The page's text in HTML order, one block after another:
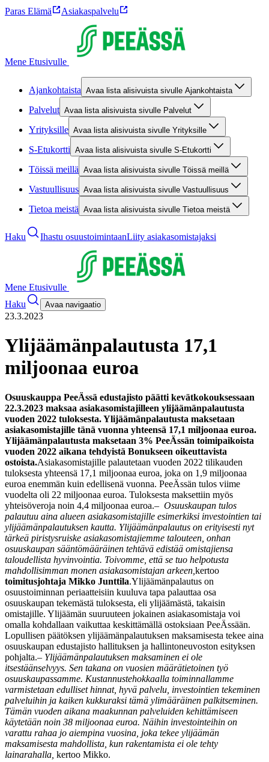
Paras Elämä Asiakaspalvelu
Mene Etusivulle
Ajankohtaista Avaa lista alisivuista sivulle Ajankohtaista
Palvelut Avaa lista alisivuista sivulle Palvelut
Yrityksille Avaa lista alisivuista sivulle Yrityksille
S-Etukortti Avaa lista alisivuista sivulle S-Etukortti
Töissä meillä Avaa lista alisivuista sivulle Töissä meillä
Vastuullisuus Avaa lista alisivuista sivulle Vastuullisuus
Tietoa meistä Avaa lista alisivuista sivulle Tietoa meistä
Haku Ihastu osuustoimintaanLiity asiakasomistajaksi
Mene Etusivulle
Haku
Avaa navigaatio
23.3.2023
Ylijäämänpalautusta 17,1
miljoonaa euroa
Osuuskauppa PeeÄssä edustajisto päätti kevätkokouksessaan
22.3.2023 maksaa asiakasomistajilleen ylijäämänpalautusta
vuoden 2022 tuloksesta. Ylijäämänpalautusta maksetaan
asiakasomistajille tänä vuonna yhteensä 17,1 miljoonaa euroa.
Ylijäämänpalautusta maksetaan 3% PeeÄssän toimipaikoista
vuoden 2022 aikana tehdyistä Bonukseen oikeuttavista
ostoista.Asiakasomistajille palautetaan vuoden 2022 tilikauden
tuloksesta yhteensä 17,1 miljoonaa euroa, joka on 1,9 miljoonaa
euroa enemmän kuin edellisenä vuonna. PeeÄssän tulos viime
vuodelta oli 22 miljoonaa euroa. Tuloksesta maksettiin myös
yhteisöveroja noin 4,4 miljoonaa euroa.– Osuuskaupan tulos
palautuu aina alueen asiakasomistajille esimerkiksi investointien tai
ylijäämänpalautuksen kautta. Ylijäämänpalautus on erityisesti nyt
tärkeä piristysruiske asiakasomistajiemme talouteen, onhan
osuuskaupan sääntömääräinen tehtävä edistää omistajiensa
taloudellista hyvinvointia. Toivomme, että se tuo helpotusta
mahdollisimman monen asiakasomistajan arkeen, kertoo
toimitusjohtaja Mikko Junttila.Ylijäämänpalautus on
osuustoiminnan periaatteisiin kuuluva tapa palauttaa osa
osuuskaupan tekemästä tuloksesta, eli ylijäämästä, takaisin
omistajille. Ylijäämän suuruuteen jokainen asiakasomistaja voi
omalla kohdallaan vaikuttaa keskittämällä ostoksiaan PeeÄssään.
Lopullisen päätöksen ylijäämänpalautuksen maksamisesta tekee aina
osuuskaupan edustajisto hallituksen ja hallintoneuvoston esityksen
pohjalta.– Ylijäämänpalautuksen maksaminen ei ole
itsestäänselvyys. Sen takana on vuosien määrätietoinen työ
osuuskaupassamme. Kustannustehokkaalla toiminnallamme
varmistetaan edulliset hinnat, hyvä palvelu, investointien tekeminen
palveluihin ja kaiken kukkuraksi tämä ylimääräinen palkitseminen.
Tämän vuoden aikana maakunnan palveluiden kehittämiseen
käytetään noin 38 miljoonaa euroa. Näihin investointeihin on
varattu rahaa jo aiempina vuosina, joka tekee ylijäämän
maksamisesta mahdollista, kun rakentamista ei ole tehty
lainarahalla, kertoo Mikko.